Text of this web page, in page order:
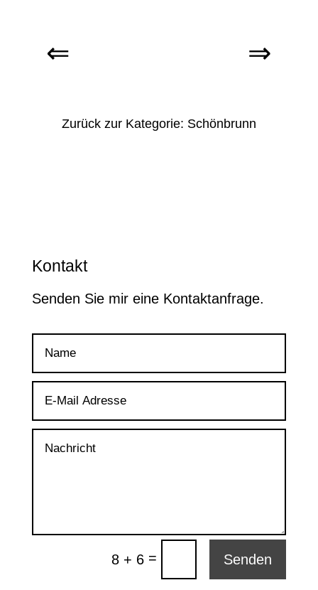
Zurück zur Kategorie: Schönbrunn
Kontakt
Senden Sie mir eine Kontaktanfrage.
8 + 6 = Senden